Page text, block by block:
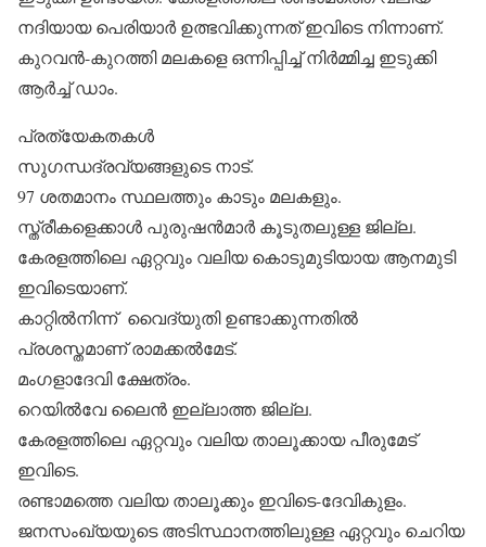
നദിയായ പെരിയാര്‍ ഉത്ഭവിക്കുന്നത് ഇവിടെ നിന്നാണ്.
കുറവന്‍-കുറത്തി മലകളെ ഒന്നിപ്പിച്ച് നിര്‍മ്മിച്ച ഇടുക്കി
ആര്‍ച്ച് ഡാം.
പ്രത്യേകതകള്‍
സുഗന്ധദ്രവ്യങ്ങളുടെ നാട്.
97 ശതമാനം സ്ഥലത്തും കാടും മലകളും.
സ്ത്രീകളെക്കാള്‍ പുരുഷന്‍മാര്‍ കൂടുതലുള്ള ജില്ല.
കേരളത്തിലെ ഏറ്റവും വലിയ കൊടുമുടിയായ ആനമുടി
ഇവിടെയാണ്.
കാറ്റില്‍നിന്ന് വൈദ്യുതി ഉണ്ടാക്കുന്നതില്‍
പ്രശസ്തമാണ് രാമക്കല്‍മേട്.
മംഗളാദേവി ക്ഷേത്രം.
റെയില്‍വേ ലൈന്‍ ഇല്ലാത്ത ജില്ല.
കേരളത്തിലെ ഏറ്റവും വലിയ താലൂക്കായ പീരുമേട്
ഇവിടെ.
രണ്ടാമത്തെ വലിയ താലൂക്കും ഇവിടെ-ദേവികുളം.
ജനസംഖ്യയുടെ അടിസ്ഥാനത്തിലുള്ള ഏറ്റവും ചെറിയ